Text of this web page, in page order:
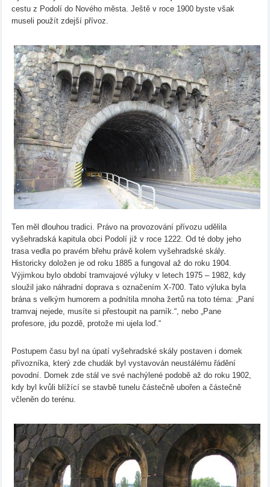
cestu z Podolí do Nového města. Ještě v roce 1900 byste však
museli použít zdejší přívoz.
Ten měl dlouhou tradici. Právo na provozování přívozu udělila
vyšehradská kapitula obci Podolí již v roce 1222. Od té doby jeho
trasa vedla po pravém břehu právě kolem vyšehradské skály.
Historicky doložen je od roku 1885 a fungoval až do roku 1904.
Výjimkou bylo období tramvajové výluky v letech 1975 – 1982, kdy
sloužil jako náhradní doprava s označením X-700. Tato výluka byla
brána s velkým humorem a podnítila mnoha žertů na toto téma: „Paní
tramvaj nejede, musíte si přestoupit na parník.“, nebo „Pane
profesore, jdu pozdě, protože mi ujela loď.“
Postupem času byl na úpatí vyšehradské skály postaven i domek
přívozníka, který zde chudák byl vystavován neustálému řádění
povodní. Domek zde stál ve své nachýlené podobě až do roku 1902,
kdy byl kvůli blížící se stavbě tunelu částečně ubořen a částečně
včleněn do terénu.